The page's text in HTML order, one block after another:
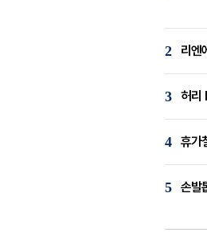
2 리엔
3 허리
4 휴가
5 손발